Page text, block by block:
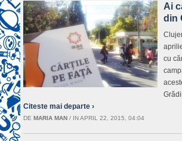
Ai
din
cu
Citeste mai departe ›
DE MARIA MAN / IN APRIL 22, 2015, 04:04